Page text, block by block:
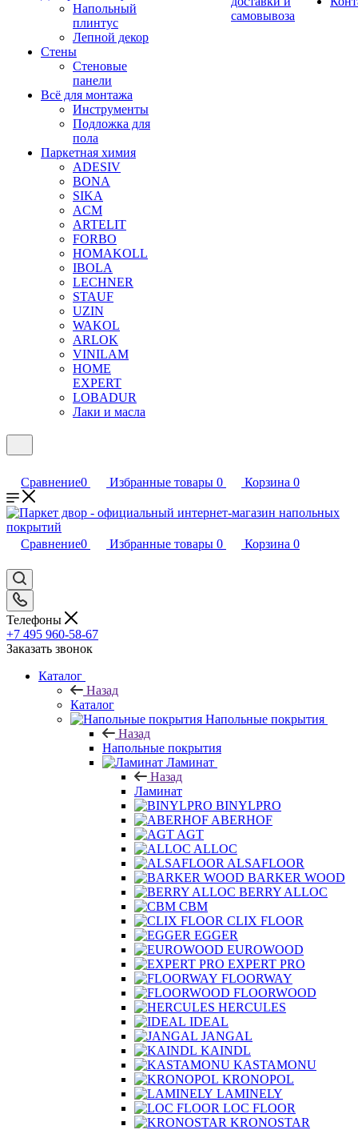
Напольный
плинтус
Лепной декор
Стены
Стеновые
панели
Всё для монтажа
Инструменты
Подложка для
пола
Паркетная химия
ADESIV
BONA
SIKA
ACM
ARTELIT
FORBO
HOMAKOLL
IBOLA
LECHNER
STAUF
UZIN
WAKOL
ARLOK
VINILAM
HOME
EXPERT
LOBADUR
Лаки и масла
самовывоза
Сравнение0 Избранные товары 0 Корзина 0
Сравнение0 Избранные товары 0 Корзина 0
Телефоны
+7 495 960-58-67
Заказать звонок
Каталог
Назад
Каталог
Напольные покрытия
Назад
Напольные покрытия
Ламинат
Назад
Ламинат
BINYLPRO
ABERHOF
AGT
ALLOC
ALSAFLOOR
BARKER WOOD
BERRY ALLOC
CBM
CLIX FLOOR
EGGER
EUROWOOD
EXPERT PRO
FLOORWAY
FLOORWOOD
HERCULES
IDEAL
JANGAL
KAINDL
KASTAMONU
KRONOPOL
LAMINELY
LOC FLOOR
KRONOSTAR